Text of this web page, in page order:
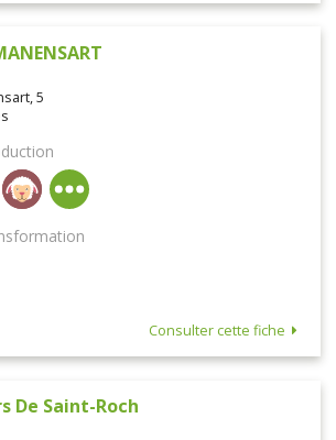
5
Consulter cette fiche
De Saint-Roch